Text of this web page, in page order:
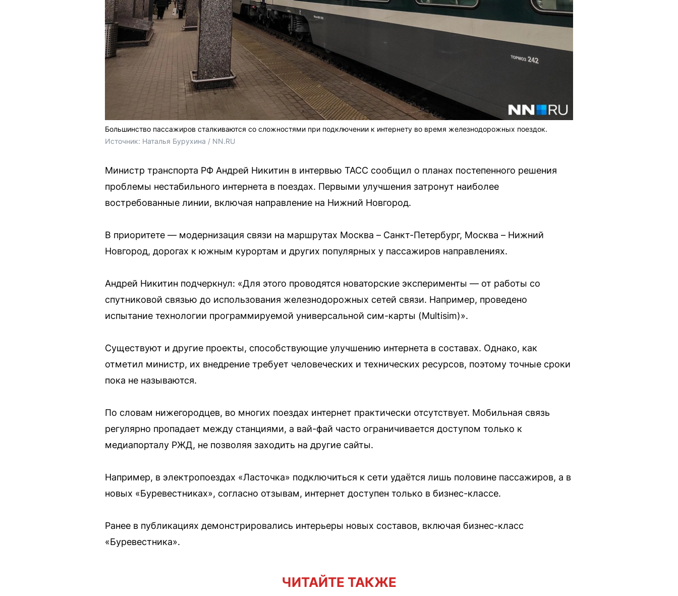
Большинство пассажиров сталкиваются со сложностями при подключении к интернету во время железнодорожных поездок.
Источник: Наталья Бурухина / NN.RU
Министр транспорта РФ Андрей Никитин в интервью ТАСС сообщил о планах постепенного решения
проблемы нестабильного интернета в поездах. Первыми улучшения затронут наиболее
востребованные линии, включая направление на Нижний Новгород.
В приоритете — модернизация связи на маршрутах Москва – Санкт-Петербург, Москва – Нижний
Новгород, дорогах к южным курортам и других популярных у пассажиров направлениях.
Андрей Никитин подчеркнул: «Для этого проводятся новаторские эксперименты — от работы со
спутниковой связью до использования железнодорожных сетей связи. Например, проведено
испытание технологии программируемой универсальной сим-карты (Multisim)».
Существуют и другие проекты, способствующие улучшению интернета в составах. Однако, как
отметил министр, их внедрение требует человеческих и технических ресурсов, поэтому точные сроки
пока не называются.
По словам нижегородцев, во многих поездах интернет практически отсутствует. Мобильная связь
регулярно пропадает между станциями, а вай-фай часто ограничивается доступом только к
медиапорталу РЖД, не позволяя заходить на другие сайты.
Например, в электропоездах «Ласточка» подключиться к сети удаётся лишь половине пассажиров, а в
новых «Буревестниках», согласно отзывам, интернет доступен только в бизнес-классе.
Ранее в публикациях демонстрировались интерьеры новых составов, включая бизнес-класс
«Буревестника».
ЧИТАЙТЕ ТАКЖЕ